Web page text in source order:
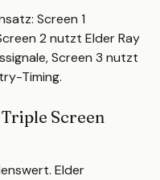
Screen 1
2 nutzt Elder Ray
Screen 3 nutzt
Timing.
Screen
Elder